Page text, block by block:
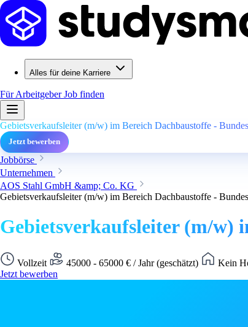
Alles für deine Karriere
Für ArbeitgeberJob finden
Gebietsverkaufsleiter (m/w) im Bereich Dachbaustoffe -
Jetzt bewerben
Jobbörse
Unternehmen
AOS Stahl GmbH &amp; Co. KG
Gebietsverkaufsleiter (m/w) im Bereich Dachbaustoffe -
Gebietsverkaufsleiter (m/w)
Vollzeit 45000 - 65000 € / Jahr (geschätzt)
Kein
Jetzt bewerben